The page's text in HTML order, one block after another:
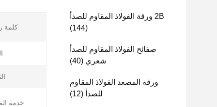
2B ورقة الفولاذ المقاوم للصدأ
(144)
صفائح الفولاذ المقاوم للصدأ
شعري (40)
ورقة المصعد الفولاذ المقاوم
للصدأ (12)
كلمة
خدمة